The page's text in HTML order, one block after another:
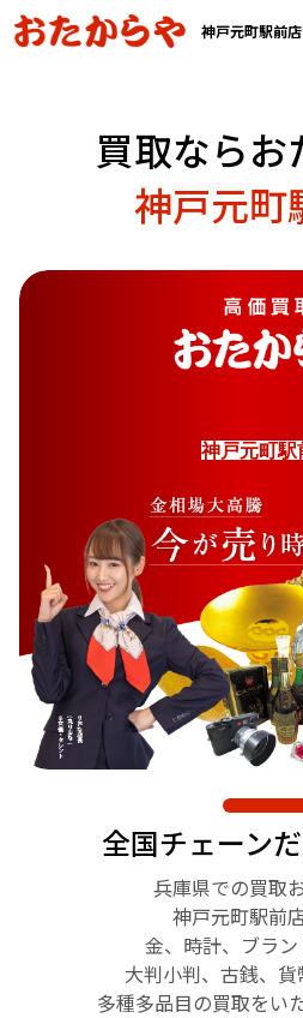
神戸元町駅前店
買取ならお
神戸元町
神戸元町駅
全国チェーン
兵庫県での買取
神戸元町駅前
金、時計、ブラン
大判小判、古銭、貨
多種多品目の買取をい